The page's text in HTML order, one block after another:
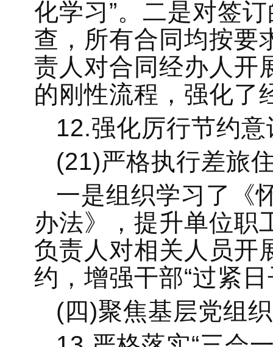
化学习”。二是对签
查，所有合同均按要
责人对合同经办人开
的刚性流程，强化了
12.强化厉行节约意
(21)严格执行差旅
一是组织学习了《
办法》，提升单位职
负责人对相关人员开
约，增强干部“过紧
(四)聚焦基层党组